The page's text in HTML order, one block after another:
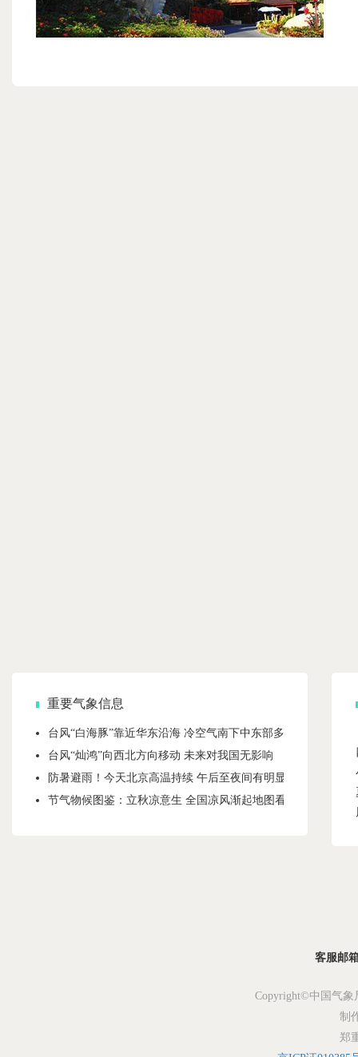
重要气象信息
台风“白海豚”靠近华东沿海 冷空气南下中东部多地暑热缓解
台风“灿鸿”向西北方向移动 未来对我国无影响
防暑避雨！今天北京高温持续 午后至夜间有明显雷雨局地有暴
节气物候图鉴：立秋凉意生 全国凉风渐起地图看哪里将暑气渐
客服邮
Copyright©中国气象
制
郑